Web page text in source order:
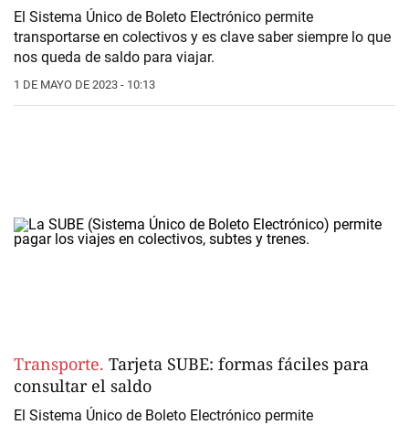
El Sistema Único de Boleto Electrónico permite
transportarse en colectivos y es clave saber siempre lo que
nos queda de saldo para viajar.
1 DE MAYO DE 2023 - 10:13
Transporte. Tarjeta SUBE: formas fáciles para
consultar el saldo
El Sistema Único de Boleto Electrónico permite